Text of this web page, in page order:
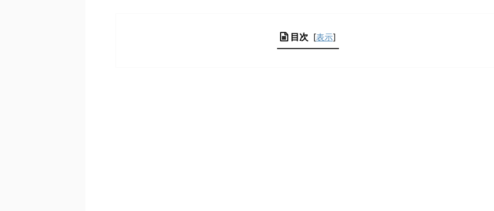
目次 [表示]